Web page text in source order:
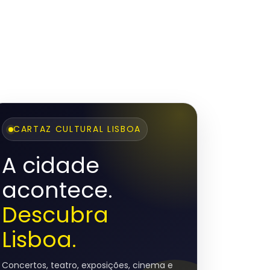
CARTAZ CULTURAL LISBOA
A cidade
acontece.
Descubra
Lisboa.
Concertos, teatro, exposições, cinema e